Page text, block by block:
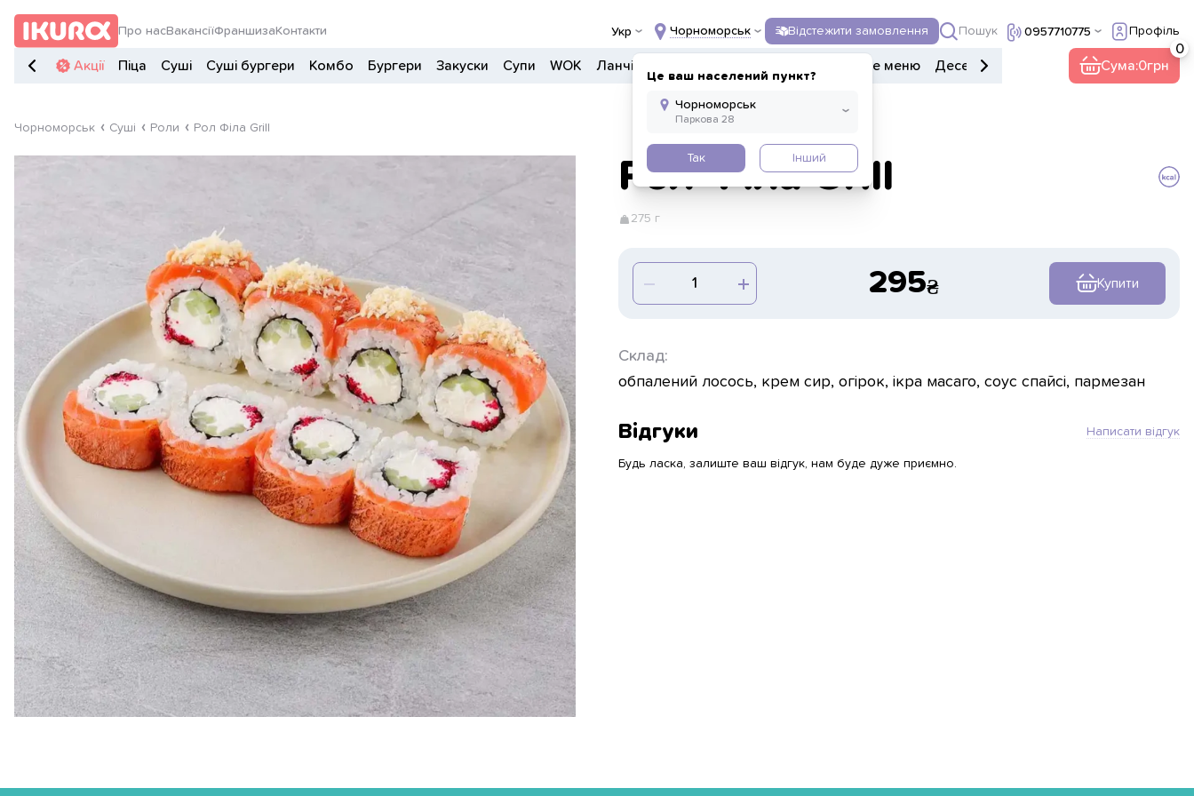
Про насВакансіїФраншиза Контакти Укр Чорноморськ
Це ваш населений пункт?
Так Інший
Відстежити замовлення Пошук 0957710775 Профіль
Акції Піца Суші Суші бургери Комбо Бургери Закуски Супи WOK Ланчі Дитяче меню Десерти Інше Сума:0
Чорноморськ Суші Роли Рол Філа Grill
Рол Філа Grill
275 г
295 Купити
Склад:
обпалений лосось, крем сир, огірок, ікра масаго, соус спайсі, пармезан
Відгуки Написати відгук
Будь ласка, залиште ваш відгук, нам буде дуже приємно.